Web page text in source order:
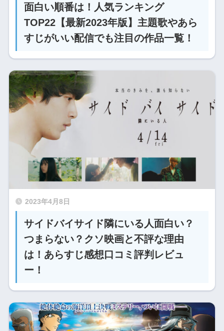
面白い順番は！人気ランキング
TOP22【最新2023年版】主題歌やあら
すじがいい配信でも注目の作品一覧！
2023年4月8日
サイドバイサイド隣にいる人面白い？
つまらない？クソ映画と不評な理由
は！あらすじ感想口コミ評判レビュ
ー！